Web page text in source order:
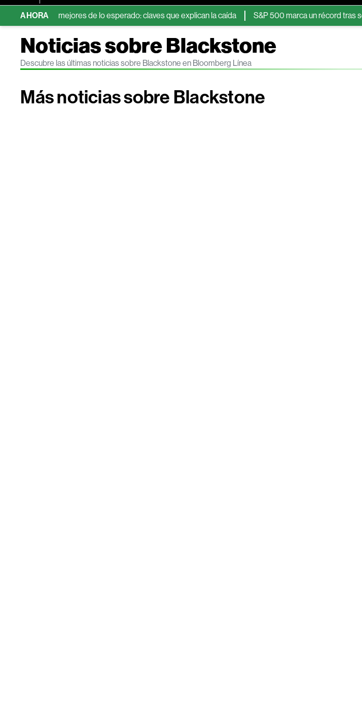
AHORA
mejores de lo esperado: claves que explican la caída S&P 500 marca un récord tras sólidos
Noticias sobre Blackstone
Descubre las últimas noticias sobre Blackstone en Bloomberg Línea
Más noticias sobre Blackstone